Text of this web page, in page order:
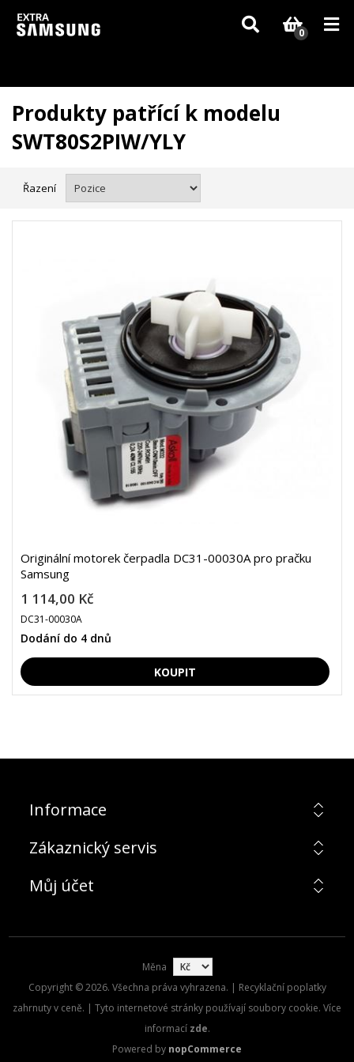
Vzhledem k aktuální situaci se může dodání dílů, které nejsou skladem,
zpozdit. Děkujeme za pochopení.
0
Produkty patřící k modelu
SWT80S2PIW/YLY
Řazení
Originální motorek čerpadla DC31-00030A pro pračku
Samsung
1 114,00 Kč
DC31-00030A
Dodání do 4 dnů
Informace
Zákaznický servis
Můj účet
Měna
Copyright © 2026. Všechna práva vyhrazena. | Recyklační poplatky
zahrnuty v ceně. | Tyto internetové stránky používají soubory cookie. Více
informací zde.
Powered by nopCommerce